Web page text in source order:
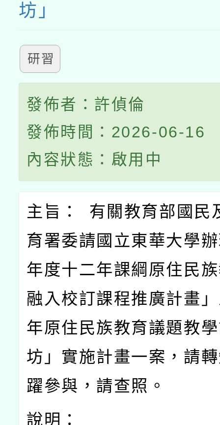
坊」
研習
發佈者：許偵倫
發佈時間：2026-06-16
內容狀態：啟用中
主旨： 有關教育部國民
育署委請國立東華大學
年度十二年課綱原住民
融入校訂課程推廣計畫
年原住民族教育議題教
坊」實施計畫一案，請
躍參與，請查照。
說明：